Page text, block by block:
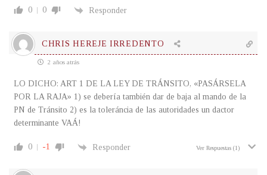
0 0 Responder
CHRIS HEREJE IRREDENTO
2 años atrás
LO DICHO: ART 1 DE LA LEY DE TRÁNSITO, «PASÁRSELA
POR LA RAJA» 1) se debería también dar de baja al mando de la
PN de Tránsito 2) es la toleráncia de las autoridades un dactor
determinante VAÁ!
0 -1 Responder Ver Respuestas (1)